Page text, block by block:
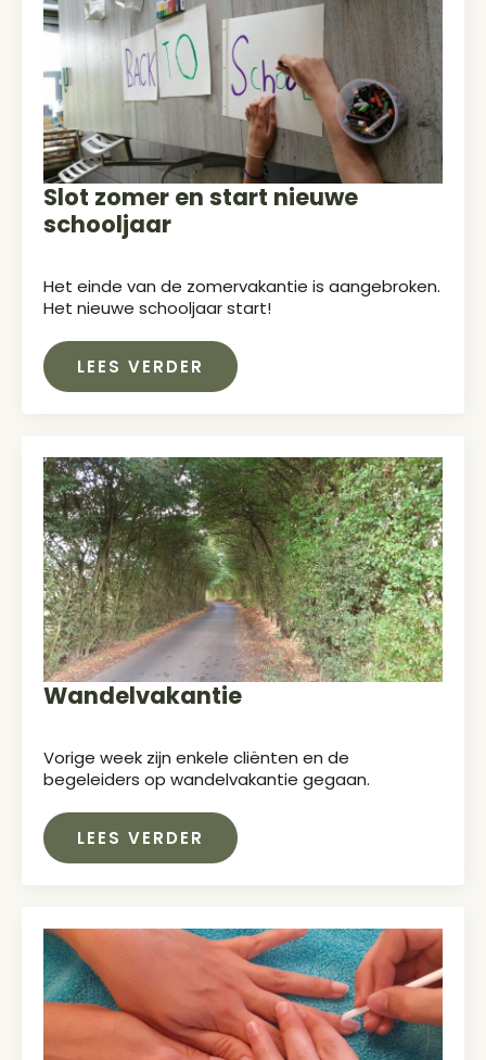
Slot zomer en start nieuwe
schooljaar
Het einde van de zomervakantie is aangebroken.
Het nieuwe schooljaar start!
LEES VERDER
Wandelvakantie
Vorige week zijn enkele cliënten en de
begeleiders op wandelvakantie gegaan.
LEES VERDER